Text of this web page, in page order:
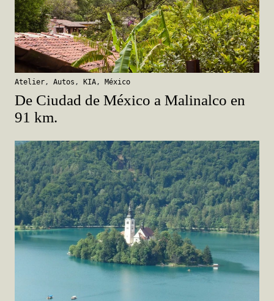
Atelier, Autos , KIA, México
De Ciudad de México a Malinalco en
91 km.